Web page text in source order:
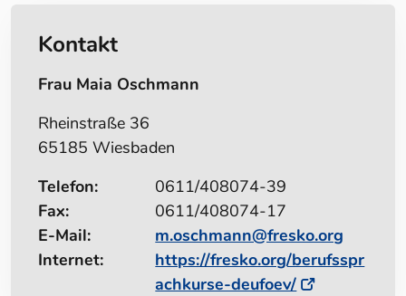
Kontakt
Frau Maia Oschmann
Rheinstraße 36
65185 Wiesbaden
Telefon:
0611/408074-39
Fax:
0611/408074-17
E-Mail:
m.oschmann@fresko.org
Internet:
https://fresko.org/berufsspr
achkurse-deufoev/